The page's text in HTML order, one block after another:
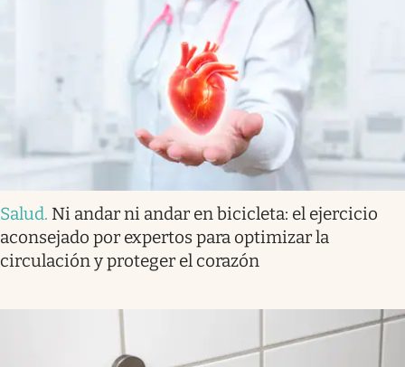
Salud. Ni andar ni andar en bicicleta: el ejercicio
aconsejado por expertos para optimizar la
circulación y proteger el corazón